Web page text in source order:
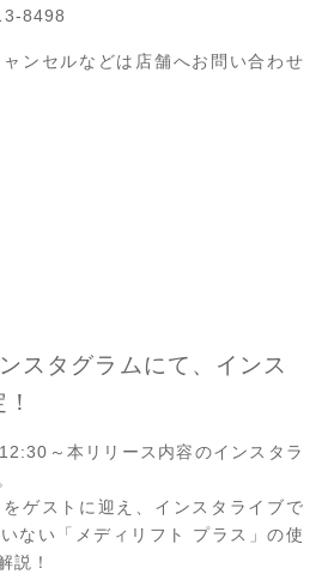
8498
ンセルなどは店舗へお問い合わせ
スタグラムにて、インス
～本リリース内容のインスタラ
ゲストに迎え、インスタライブで
ない「メディリフト プラス」の使
説！